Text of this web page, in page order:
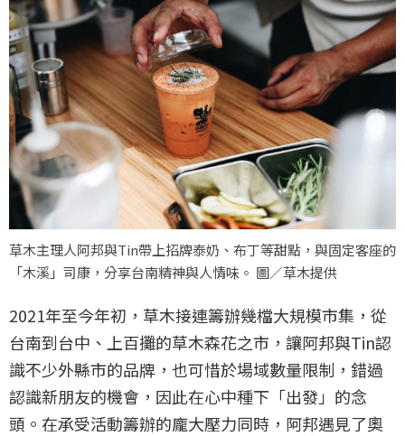
草木主理人阿邦與Tin帶上招牌泰奶、布丁等甜點，與固定客座的
「木溪」司康，分享台南精神與人情味。 圖／草木提供
2021年至今年初，草木接連籌辦幾檔大規模市集，從
台南到台中、上百攤的草木森花之市，讓阿邦與Tin認
識不少外縣市的品牌，也可惜於場域數量限制，錯過
認識新朋友的機會，因此在心中種下「出發」的念
頭。在承受活動籌辦的龐大壓力同時，阿邦遇見了奧